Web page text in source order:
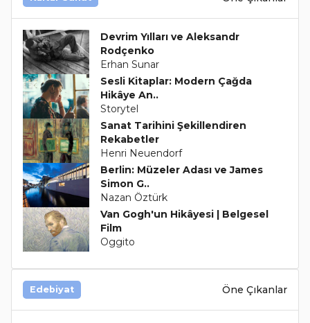
Devrim Yılları ve Aleksandr
Rodçenko
Erhan Sunar
Sesli Kitaplar: Modern Çağda
Hikâye An..
Storytel
Sanat Tarihini Şekillendiren
Rekabetler
Henri Neuendorf
Berlin: Müzeler Adası ve James
Simon G..
Nazan Öztürk
Van Gogh'un Hikâyesi | Belgesel
Film
Oggito
Edebiyat Öne Çıkanlar